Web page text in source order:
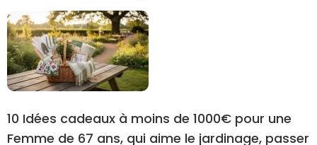
10 Idées cadeaux à moins de 1000€ pour une
Femme de 67 ans, qui aime le jardinage, passer